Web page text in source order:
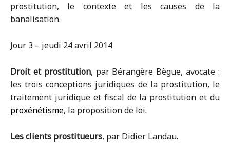
prostitution, le contexte et les causes de la
banalisation.
Jour 3 – jeudi 24 avril 2014
Droit et prostitution, par Bérangère Bègue, avocate :
les trois conceptions juridiques de la prostitution, le
traitement juridique et fiscal de la prostitution et du
proxénétisme, la proposition de loi.
Les clients prostitueurs, par Didier Landau.